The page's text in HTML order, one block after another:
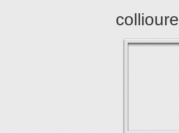
collioure